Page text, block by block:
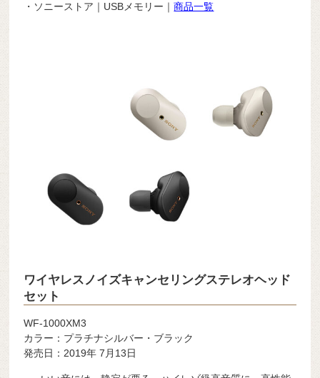
・ソニーストア｜USBメモリー｜商品一覧
ワイヤレスノイズキャンセリングステレオヘッド
セット
WF-1000XM3
カラー：プラチナシルバー・ブラック
発売日：2019年 7月13日